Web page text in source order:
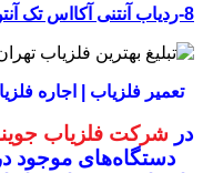
8-ردیاب آنتنی آکااس تک آنتن
تعمیر فلزیاب | اجاره
در شرکت فلزیاب
دستگاه‌های موجود